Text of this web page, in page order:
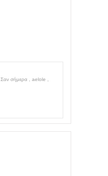
Σαν σήμερα , aelole ,